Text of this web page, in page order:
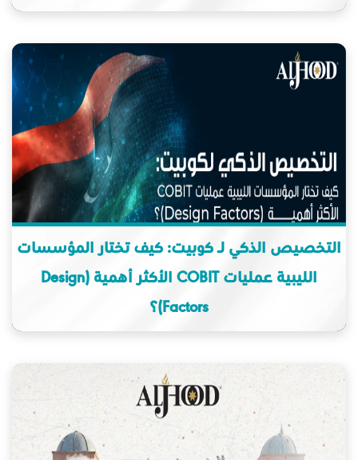
التخصيص الذكي لـ كوبيت: كيف تختار المؤسسات
الليبية عمليات COBIT الأكثر أهمية (Design
Factors)؟